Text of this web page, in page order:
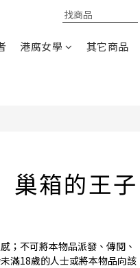
港腐女學
其它商品
巢箱的王子
；不可將本物品派發、傳閱、
滿18歲的人士或將本物品向該